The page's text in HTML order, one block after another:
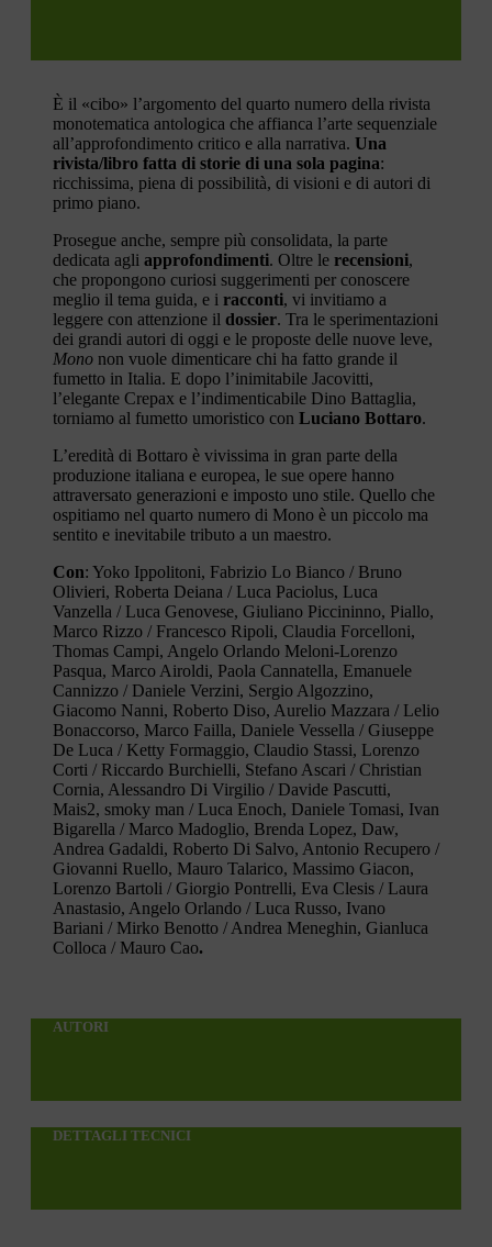
È il «cibo» l’argomento del quarto numero della rivista
monotematica antologica che affianca l’arte sequenziale
all’approfondimento critico e alla narrativa. Una
rivista/libro fatta di storie di una sola pagina:
ricchissima, piena di possibilità, di visioni e di autori di
primo piano.
Prosegue anche, sempre più consolidata, la parte
dedicata agli approfondimenti. Oltre le recensioni,
che propongono curiosi suggerimenti per conoscere
meglio il tema guida, e i racconti, vi invitiamo a
leggere con attenzione il dossier. Tra le sperimentazioni
dei grandi autori di oggi e le proposte delle nuove leve,
Mono non vuole dimenticare chi ha fatto grande il
fumetto in Italia. E dopo l’inimitabile Jacovitti,
l’elegante Crepax e l’indimenticabile Dino Battaglia,
torniamo al fumetto umoristico con Luciano Bottaro.
L’eredità di Bottaro è vivissima in gran parte della
produzione italiana e europea, le sue opere hanno
attraversato generazioni e imposto uno stile. Quello che
ospitiamo nel quarto numero di Mono è un piccolo ma
sentito e inevitabile tributo a un maestro.
Con: Yoko Ippolitoni, Fabrizio Lo Bianco / Bruno
Olivieri, Roberta Deiana / Luca Paciolus, Luca
Vanzella / Luca Genovese, Giuliano Piccininno, Piallo,
Marco Rizzo / Francesco Ripoli, Claudia Forcelloni,
Thomas Campi, Angelo Orlando Meloni-Lorenzo
Pasqua, Marco Airoldi, Paola Cannatella, Emanuele
Cannizzo / Daniele Verzini, Sergio Algozzino,
Giacomo Nanni, Roberto Diso, Aurelio Mazzara / Lelio
Bonaccorso, Marco Failla, Daniele Vessella / Giuseppe
De Luca / Ketty Formaggio, Claudio Stassi, Lorenzo
Corti / Riccardo Burchielli, Stefano Ascari / Christian
Cornia, Alessandro Di Virgilio / Davide Pascutti,
Mais2, smoky man / Luca Enoch, Daniele Tomasi, Ivan
Bigarella / Marco Madoglio, Brenda Lopez, Daw,
Andrea Gadaldi, Roberto Di Salvo, Antonio Recupero /
Giovanni Ruello, Mauro Talarico, Massimo Giacon,
Lorenzo Bartoli / Giorgio Pontrelli, Eva Clesis / Laura
Anastasio, Angelo Orlando / Luca Russo, Ivano
Bariani / Mirko Benotto / Andrea Meneghin, Gianluca
Colloca / Mauro Cao.
AUTORI
DETTAGLI TECNICI